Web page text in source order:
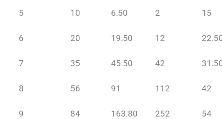
5 10 6.50 2 15
6 20 19.50 12
7 35 45.50 42
8 56 91 112 42
9 84 163.80 252 54